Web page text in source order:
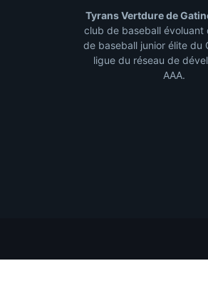
Tyrans Vertdure de
club de baseball évoluant
de baseball junior élite du
ligue du réseau de
AAA.